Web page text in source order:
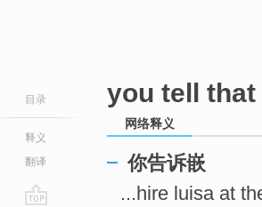
目录
释义
翻译
you tell
网络释义
你告诉嵌
...hire luisa at